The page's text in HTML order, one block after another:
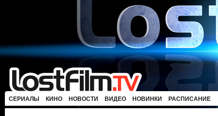
СЕРИАЛЫ КИНО НОВОСТИ ВИДЕО НОВИНКИ РАСПИСАНИЕ